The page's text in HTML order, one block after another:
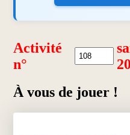
Activité
n°
À vous de jouer !